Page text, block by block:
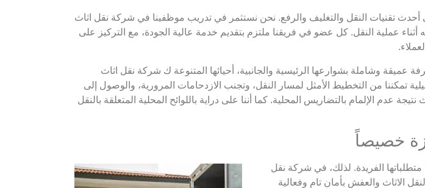
أحدث تقنيات النقل والتغليف والرفع. نحن نستثمر في تدريب موظفينا في شركة نقل اثاث
عملية النقل. كل عضو في فريقنا ملتزم بتقديم خدمة عالية الجودة، مع التركيز على
عميقة وشاملة بشوارعها الرئيسية والجانبية، أحيائها المتنوعة ك شركة نقل اثاث
تمكننا من التخطيط الأمثل لمسار النقل، وتجنب الازدحامات المرورية، والوصول إلى
الإلمام بالتضاريس المحلية. كما أننا على دراية باللوائح المحلية المتعلقة بالنقل
الفريدة. لذلك، في شركة نقل
الاثاث والعفش بأمان تام وفعالية